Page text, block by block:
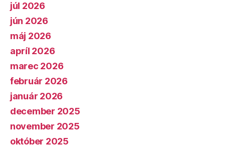
júl 2026
jún 2026
máj 2026
apríl 2026
marec 2026
február 2026
január 2026
december 2025
november 2025
október 2025